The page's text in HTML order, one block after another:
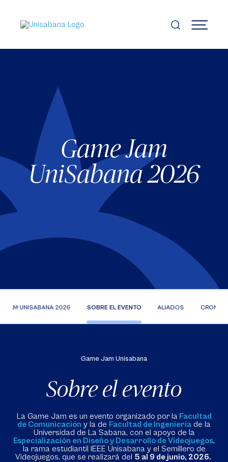
contenido
principal
MENÚ
Game Jam
UniSabana 2026
JAM UNISABANA 2026 SOBRE EL EVENTO ALIADOS
Game Jam Unisabana
Sobre el evento
La Game Jam es un evento organizado por la Facultad
de Comunicación y la de Facultad de Ingeniería de la
Universidad de La Sabana, con el apoyo de la
Especialización en Diseño y Desarrollo de Videojuegos,
la rama estudiantil IEEE Unisabana y el Semillero de
Videojuegos, que se realizará del 5 al 9 de junio, 2026.